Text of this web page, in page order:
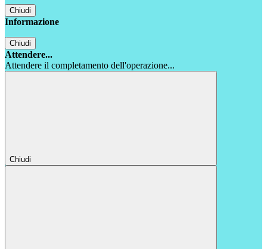
Chiudi
Informazione
Chiudi
Attendere...
Attendere il completamento dell'operazione...
Chiudi